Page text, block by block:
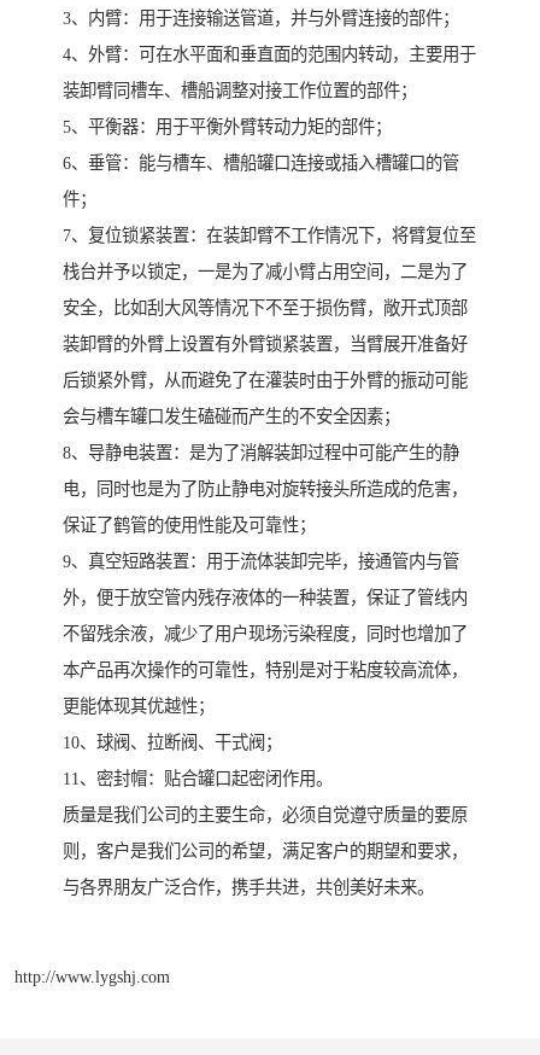
3、内臂：用于连接输送管道，并与外臂连接的部件；
4、外臂：可在水平面和垂直面的范围内转动，主要用于
装卸臂同槽车、槽船调整对接工作位置的部件；
5、平衡器：用于平衡外臂转动力矩的部件；
6、垂管：能与槽车、槽船罐口连接或插入槽罐口的管
件；
7、复位锁紧装置：在装卸臂不工作情况下，将臂复位至
栈台并予以锁定，一是为了减小臂占用空间，二是为了
安全，比如刮大风等情况下不至于损伤臂，敞开式顶部
装卸臂的外臂上设置有外臂锁紧装置，当臂展开准备好
后锁紧外臂，从而避免了在灌装时由于外臂的振动可能
会与槽车罐口发生磕碰而产生的不安全因素；
8、导静电装置：是为了消解装卸过程中可能产生的静
电，同时也是为了防止静电对旋转接头所造成的危害，
保证了鹤管的使用性能及可靠性；
9、真空短路装置：用于流体装卸完毕，接通管内与管
外，便于放空管内残存液体的一种装置，保证了管线内
不留残余液，减少了用户现场污染程度，同时也增加了
本产品再次操作的可靠性，特别是对于粘度较高流体，
更能体现其优越性；
10、球阀、拉断阀、干式阀；
11、密封帽：贴合罐口起密闭作用。
质量是我们公司的主要生命，必须自觉遵守质量的要原
则，客户是我们公司的希望，满足客户的期望和要求，
与各界朋友广泛合作，携手共进，共创美好未来。
http://www.lygshj.com